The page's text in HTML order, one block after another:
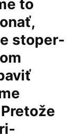
to
stoper-